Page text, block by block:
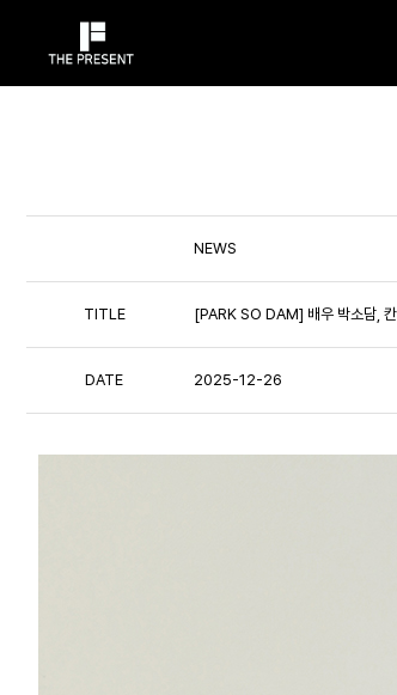
NEWS
TITLE [PARK SO DAM] 배우 박소담, 칸
DATE 2025-12-26